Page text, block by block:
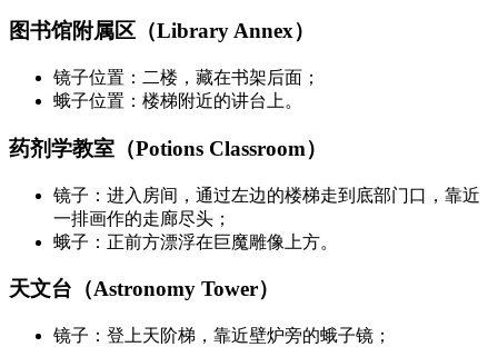
图书馆附属区（Library Annex）
镜子位置：二楼，藏在书架后面；
蛾子位置：楼梯附近的讲台上。
药剂学教室（Potions Classroom）
镜子：进入房间，通过左边的楼梯走到底部门口，靠近
一排画作的走廊尽头；
蛾子：正前方漂浮在巨魔雕像上方。
天文台（Astronomy Tower）
镜子：登上天阶梯，靠近壁炉旁的蛾子镜；